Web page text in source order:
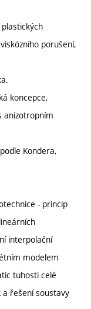
porušení,
koncepce,
anizotropním
Kondera,
- princip
interpolační
modelem
tuhosti celé
a řešení soustavy